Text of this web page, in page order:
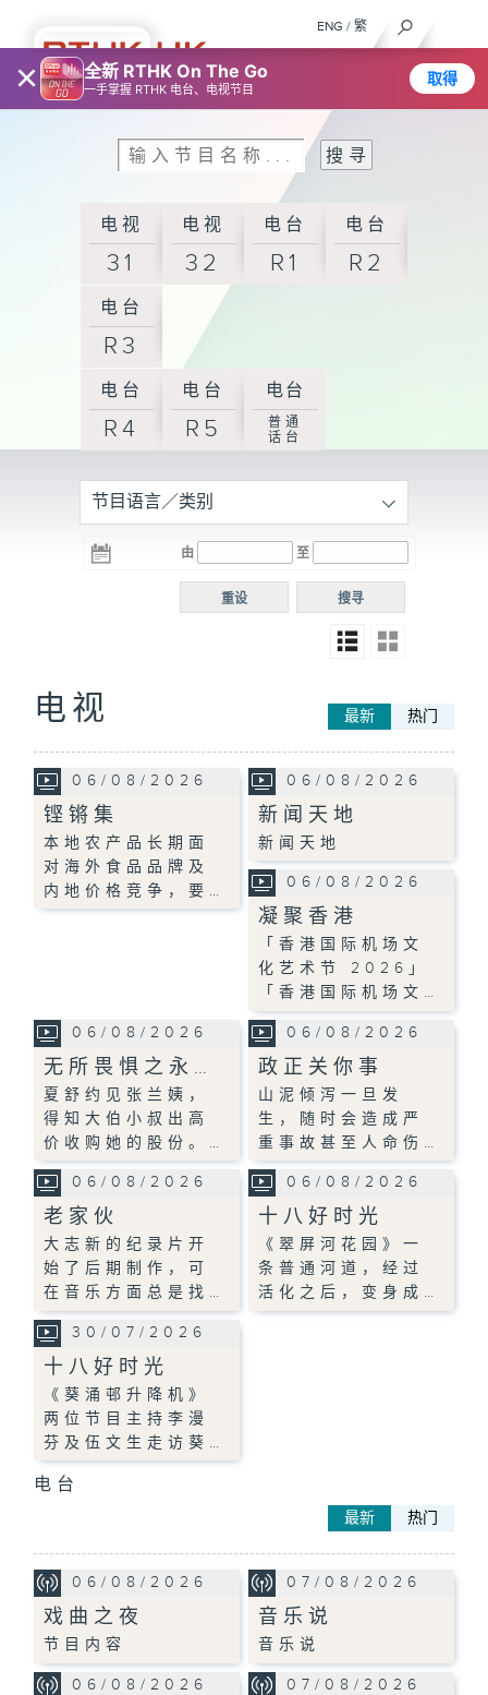
× 全新 RTHK On The Go
一手掌握 RTHK 电台、电视节目
取得
ENG / 繁
电视
31
电视
32
电台
R1
电台
R2
电台
R3
电台
R4
电台
R5
电台
普通
话台
节目语言／类别
由 至
搜寻
重设
电视 最新 热门
06/08/2026
铿锵集
本地农产品长期面
对海外食品品牌及
内地价格竞争，要…
06/08/2026
新闻天地
新闻天地
06/08/2026
凝聚香港
「香港国际机场文
化艺术节 2026」
「香港国际机场文…
06/08/2026
无所畏惧之永…
夏舒约见张兰姨，
得知大伯小叔出高
价收购她的股份。…
06/08/2026
政正关你事
山泥倾泻一旦发
生，随时会造成严
重事故甚至人命伤…
06/08/2026
老家伙
大志新的纪录片开
始了后期制作，可
在音乐方面总是找…
06/08/2026
十八好时光
《翠屏河花园》一
条普通河道，经过
活化之后，变身成…
30/07/2026
十八好时光
《葵涌邨升降机》
两位节目主持李漫
芬及伍文生走访葵…
电台
最新 热门
06/08/2026
戏曲之夜
节目内容
07/08/2026
音乐说
音乐说
06/08/2026 07/08/2026